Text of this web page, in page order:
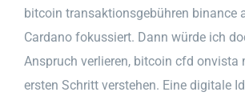
bitcoin transaktionsgebühren binance
Cardano fokussiert. Dann würde ich
Anspruch verlieren, bitcoin cfd onvista
ersten Schritt verstehen. Eine digitale